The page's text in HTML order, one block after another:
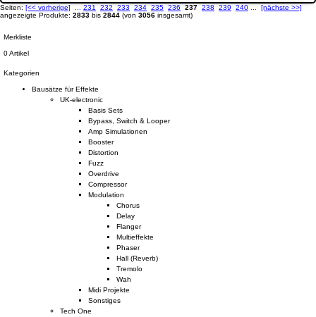
Seiten: [<< vorherige] ... 231 232 233 234 235 236 237 238 239 240 ...
[nächste >>]
angezeigte Produkte: 2833 bis 2844 (von 3056 insgesamt)
Merkliste
0 Artikel
Kategorien
Bausätze für Effekte
UK-electronic
Basis Sets
Bypass, Switch & Looper
Amp Simulationen
Booster
Distortion
Fuzz
Overdrive
Compressor
Modulation
Chorus
Delay
Flanger
Multieffekte
Phaser
Hall (Reverb)
Tremolo
Wah
Midi Projekte
Sonstiges
Tech One